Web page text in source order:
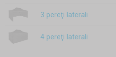
3 pereţi laterali
4 pereţi laterali